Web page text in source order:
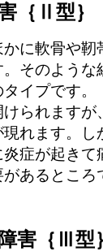
｛Ⅱ型｝
に軟骨や靭
そのような
タイプです
られますが
れます。
症が起きて
あるところ
害｛Ⅲ型｝